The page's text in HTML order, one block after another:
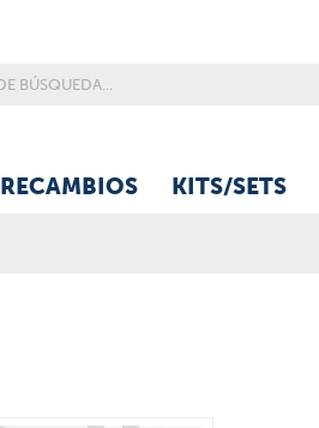
RECAMBIOS KITS/SETS